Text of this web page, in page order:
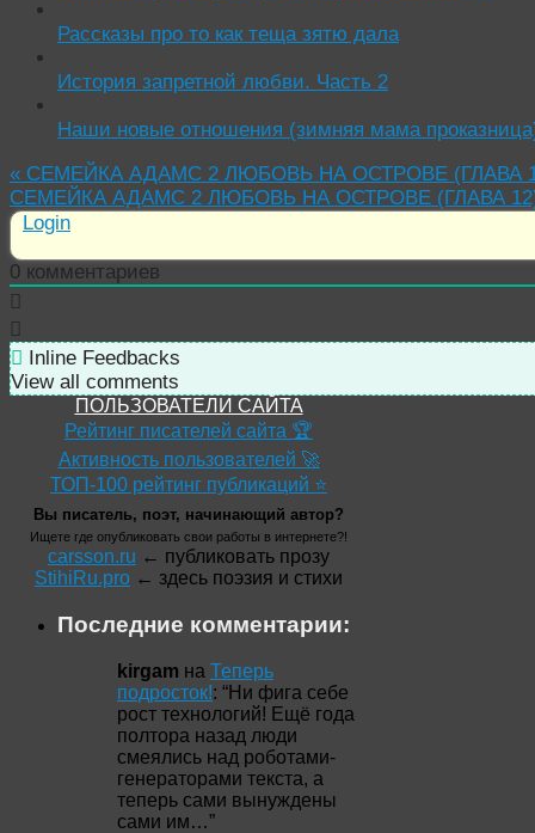
Рассказы про то как теща зятю дала
История запретной любви. Часть 2
Наши новые отношения (зимняя мама
« СЕМЕЙКА АДАМС 2 ЛЮБОВЬ НА ОСТРОВЕ (ГЛАВА
СЕМЕЙКА АДАМС 2 ЛЮБОВЬ НА ОСТРОВЕ (ГЛАВА
Login
0 комментариев
Inline Feedbacks
View all comments
ПОЛЬЗОВАТЕЛИ САЙТА
Рейтинг писателей сайта 🏆
Активность пользователей 🚀
ТОП-100 рейтинг публикаций ⭐
Вы писатель, поэт, начинающий автор?
Ищете где опубликовать свои работы в интернете?!
carsson.ru ← публиковать прозу
StihiRu.pro ← здесь поэзия и стихи
Последние комментарии:
kirgam на Теперь
подросток!: “Ни фига себе
рост технологий! Ещё года
полтора назад люди
смеялись над роботами-
генераторами текста, а
теперь сами вынуждены
сами им…”